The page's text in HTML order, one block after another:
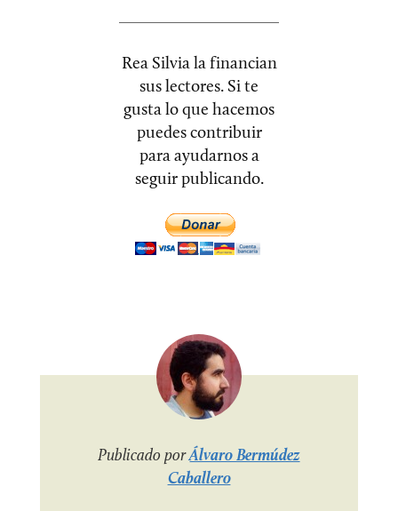
Rea Silvia la financian
sus lectores. Si te
gusta lo que hacemos
puedes contribuir
para ayudarnos a
seguir publicando.
Publicado porÁlvaro Bermúdez
Caballero